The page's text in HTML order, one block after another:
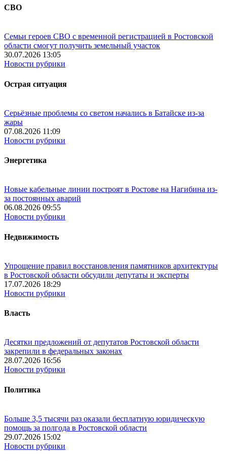
СВО
Семьи героев СВО с временной регистрацией в Ростовской
области смогут получить земельный участок
30.07.2026 13:05
Новости рубрики
Острая ситуация
Серьёзные проблемы со светом начались в Батайске из-за
жары
07.08.2026 11:09
Новости рубрики
Энергетика
Новые кабельные линии построят в Ростове на Нагибина из-
за постоянных аварий
06.08.2026 09:55
Новости рубрики
Недвижимость
Упрощение правил восстановления памятников архитектуры
в Ростовской области обсудили депутаты и эксперты
17.07.2026 18:29
Новости рубрики
Власть
Десятки предложений от депутатов Ростовской области
закрепили в федеральных законах
28.07.2026 16:56
Новости рубрики
Политика
Больше 3,5 тысячи раз оказали бесплатную юридическую
помощь за полгода в Ростовской области
29.07.2026 15:02
Новости рубрики